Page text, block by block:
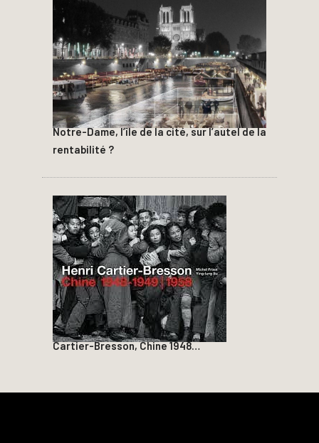
Notre-Dame, l’île de la cité, sur l’autel de la
rentabilité ?
Cartier-Bresson, Chine 1948…